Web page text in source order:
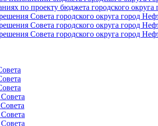
по проекту бюджета городского
Совета городского округа город
Совета городского округа город
Совета городского округа город